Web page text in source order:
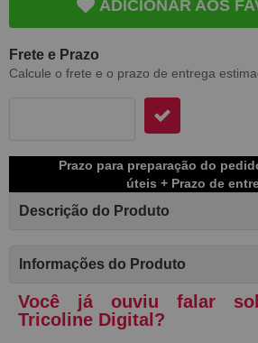
ADICIONAR AOS
Frete e Prazo
Calcule o frete e o prazo de entrega
Prazo para preparação do
úteis + Prazo de
Descrição do Produto
Informações do Produto
Você já ouviu falar
Tricoline Digital?